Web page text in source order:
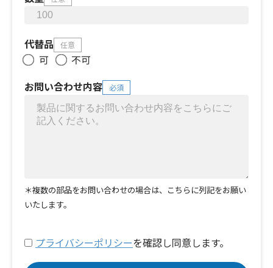
代替品 任意
可
不可
お問い合わせ内容
必須
＊複数の部品をお問い合わせの場合は、こちらに列記をお願い
いたします。
プライバシーポリシーを確認し同意します。